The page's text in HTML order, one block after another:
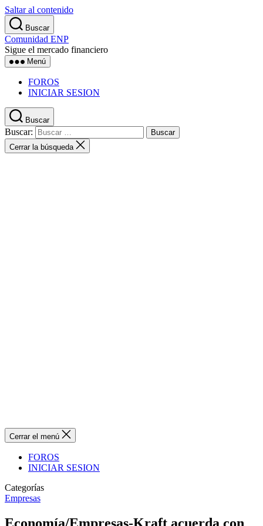
Saltar al contenido
Buscar
Comunidad ENP
Sigue el mercado financiero
Menú
FOROS
INICIAR SESION
Buscar
Buscar:
Cerrar la búsqueda
Cerrar el menú
FOROS
INICIAR SESION
Categorías
Empresas